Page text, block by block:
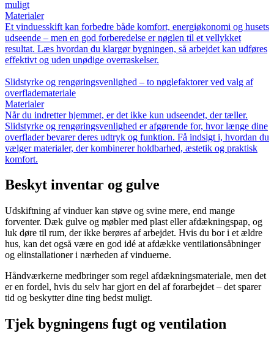
muligt
Materialer
Et vinduesskift kan forbedre både komfort, energiøkonomi og husets
udseende – men en god forberedelse er nøglen til et vellykket
resultat. Læs hvordan du klargør bygningen, så arbejdet kan udføres
effektivt og uden unødige overraskelser.
Slidstyrke og rengøringsvenlighed – to nøglefaktorer ved valg af
overflademateriale
Materialer
Når du indretter hjemmet, er det ikke kun udseendet, der tæller.
Slidstyrke og rengøringsvenlighed er afgørende for, hvor længe dine
overflader bevarer deres udtryk og funktion. Få indsigt i, hvordan du
vælger materialer, der kombinerer holdbarhed, æstetik og praktisk
komfort.
Beskyt inventar og gulve
Udskiftning af vinduer kan støve og svine mere, end mange
forventer. Dæk gulve og møbler med plast eller afdækningspap, og
luk døre til rum, der ikke berøres af arbejdet. Hvis du bor i et ældre
hus, kan det også være en god idé at afdække ventilationsåbninger
og elinstallationer i nærheden af vinduerne.
Håndværkerne medbringer som regel afdækningsmateriale, men det
er en fordel, hvis du selv har gjort en del af forarbejdet – det sparer
tid og beskytter dine ting bedst muligt.
Tjek bygningens fugt og ventilation